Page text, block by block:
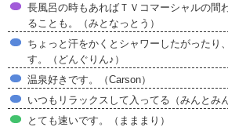
長風呂の時もあればＴＶコマーシャルの間
ることも。（みとなっとう）
ちょっと汗をかくとシャワーしたがったり
す。（どんぐりん♪）
温泉好きです。（Carson）
いつもリラックスして入ってる（みんとみん
とても速いです。（まままり）